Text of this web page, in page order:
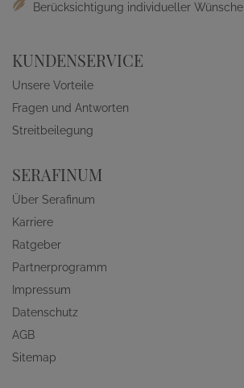
Berücksichtigung individueller Wünsche
KUNDENSERVICE
Unsere Vorteile
Fragen und Antworten
Streitbeilegung
SERAFINUM
Über Serafinum
Karriere
Ratgeber
Partnerprogramm
Impressum
Datenschutz
AGB
Sitemap